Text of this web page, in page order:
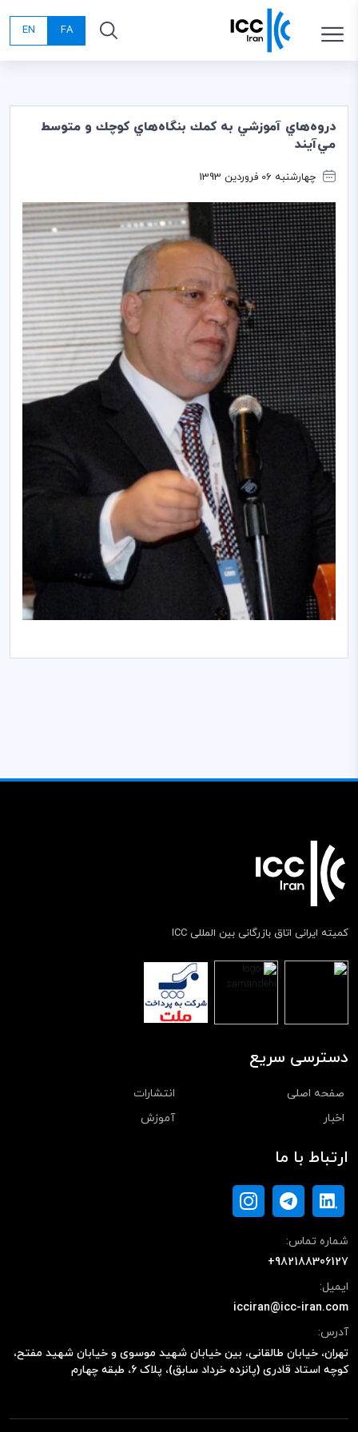
FA
EN
دروه‌هاي آموزشي به كمك بنگاه‌هاي كوچك و متوسط
مي‌آيند
چهارشنبه 06 فروردین 1393
کمیته ایرانی اتاق بازرگانی بین المللی ICC
دسترسی سریع
صفحه اصلی
انتشارات
اخبار
آموزش
ارتباط با ما
شماره تماس:
+982188306127
ایمیل:
icciran@icc-iran.com
آدرس:
تهران، خیابان طالقانی، بین خیابان شهید موسوی و خیابان شهید مفتح،
کوچه استاد قادری (پانزده خرداد سابق)، پلاک ۶، طبقه چهارم